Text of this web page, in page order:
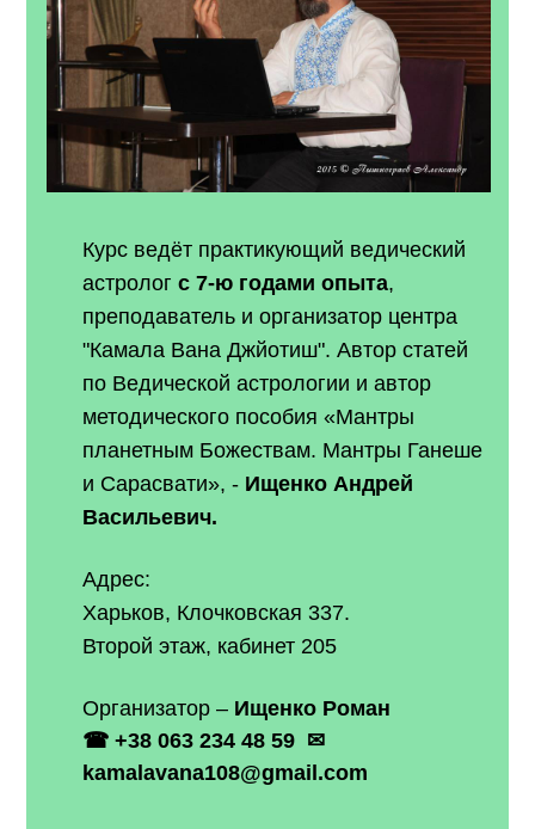
Курс ведёт практикующий ведический
астролог с 7-ю годами опыта,
преподаватель и организатор центра
"Камала Вана Джйотиш". Автор статей
по Ведической астрологии и автор
методического пособия «Мантры
планетным Божествам. Мантры Ганеше
и Сарасвати», - Ищенко Андрей
Васильевич.
Адрес:
Харьков, Клочковская 337.
Второй этаж, кабинет 205
Организатор – Ищенко Роман
☎ +38 063 234 48 59 ✉
kamalavana108@gmail.com